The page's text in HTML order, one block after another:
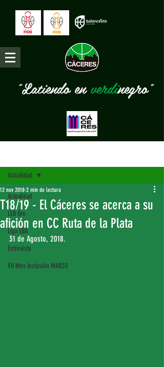
"Latiendo enverdinegro"
Actualidad
LEB Oro
Liga EBA
Entrevista
VII Mes Inclusión MARZO
Actualidad
T18/19 - El Cáceres se acerca a su
afición en CC Ruta de la Plata
12 nov 2018 2 min de lectura
31 de Agosto, 2018.